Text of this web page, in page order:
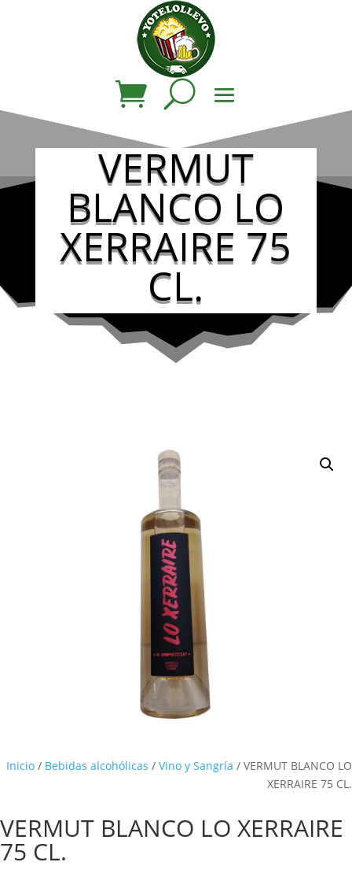
VERMUT
BLANCO LO
XERRAIRE 75
CL.
Inicio / Bebidas alcohólicas / Vino y Sangría / VERMUT BLANCO LO
XERRAIRE 75 CL.
VERMUT BLANCO LO XERRAIRE
75 CL.